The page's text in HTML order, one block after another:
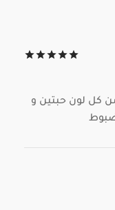
كل لون حبتين و